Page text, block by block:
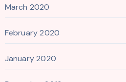
March 2020
February 2020
January 2020